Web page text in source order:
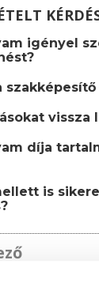
igényel
vissza
díja
is